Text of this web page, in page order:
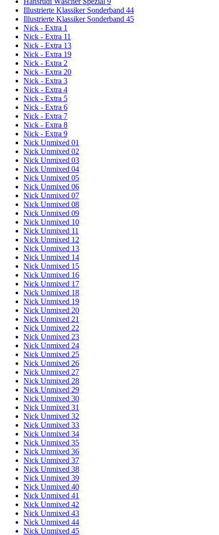
Illustrierte Klassiker Sonderband 44
Illustrierte Klassiker Sonderband 45
Nick - Extra 1
Nick - Extra 11
Nick - Extra 13
Nick - Extra 19
Nick - Extra 2
Nick - Extra 20
Nick - Extra 3
Nick - Extra 4
Nick - Extra 5
Nick - Extra 6
Nick - Extra 7
Nick - Extra 8
Nick - Extra 9
Nick Unmixed 01
Nick Unmixed 02
Nick Unmixed 03
Nick Unmixed 04
Nick Unmixed 05
Nick Unmixed 06
Nick Unmixed 07
Nick Unmixed 08
Nick Unmixed 09
Nick Unmixed 10
Nick Unmixed 11
Nick Unmixed 12
Nick Unmixed 13
Nick Unmixed 14
Nick Unmixed 15
Nick Unmixed 16
Nick Unmixed 17
Nick Unmixed 18
Nick Unmixed 19
Nick Unmixed 20
Nick Unmixed 21
Nick Unmixed 22
Nick Unmixed 23
Nick Unmixed 24
Nick Unmixed 25
Nick Unmixed 26
Nick Unmixed 27
Nick Unmixed 28
Nick Unmixed 29
Nick Unmixed 30
Nick Unmixed 31
Nick Unmixed 32
Nick Unmixed 33
Nick Unmixed 34
Nick Unmixed 35
Nick Unmixed 36
Nick Unmixed 37
Nick Unmixed 38
Nick Unmixed 39
Nick Unmixed 40
Nick Unmixed 41
Nick Unmixed 42
Nick Unmixed 43
Nick Unmixed 44
Nick Unmixed 45